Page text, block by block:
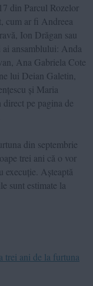
din Parcul Rozelor
cum ar fi Andreea
Ion Drăgan sau
ansamblului: Anda
Ana Gabriela Cote
lui Deian Galetin,
și Maria
pe pagina de
din septembrie
trei ani că o vor
execuție. Așteaptă
sunt estimate la
trei ani de la furtuna